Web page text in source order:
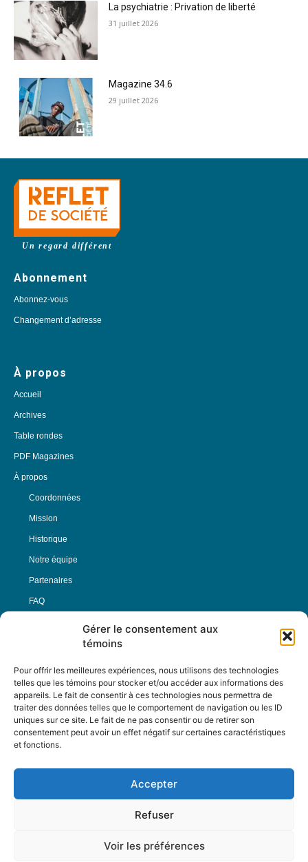
Gérer le consentement aux
témoins
Pour offrir les meilleures expériences, nous utilisons des technologies
telles que les témoins pour stocker et/ou accéder aux informations des
appareils. Le fait de consentir à ces technologies nous permettra de
traiter des données telles que le comportement de navigation ou les ID
uniques sur ce site. Le fait de ne pas consentir ou de retirer son
consentement peut avoir un effet négatif sur certaines caractéristiques
et fonctions.
Accepter
Refuser
Voir les préférences
La psychiatrie : Privation de liberté
31 juillet 2026
Magazine 34.6
29 juillet 2026
Un regard différent
Abonnement
Abonnez-vous
Changement d’adresse
À propos
Accueil
Archives
Table rondes
PDF Magazines
À propos
Coordonnées
Mission
Historique
Notre équipe
Partenaires
FAQ
Nous Suivre
Contactez-nous :
12-3894 rue Sainte-Catherine Est,